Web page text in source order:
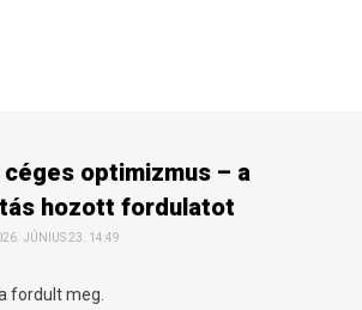
céges optimizmus – a
hozott fordulatot
JÚNIUS 23. 14:49
fordult meg.